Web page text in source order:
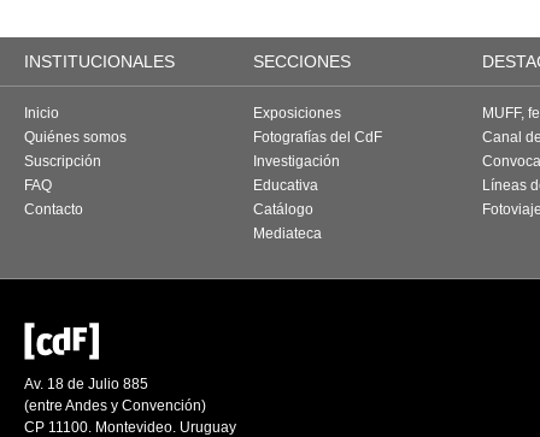
INSTITUCIONALES SECCIONES
Inicio
Quiénes somos
Suscripción
FAQ
Contacto
Exposiciones
Fotografías del CdF
Investigación
Educativa
Catálogo
Mediateca
MUFF,
Canal
Líneas
Av. 18 de Julio 885
(entre Andes y Convención)
CP 11100. Montevideo. Uruguay